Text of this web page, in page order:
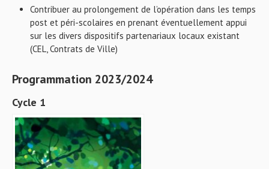
Contribuer au prolongement de l’opération dans les temps
post et péri-scolaires en prenant éventuellement appui
sur les divers dispositifs partenariaux locaux existant
(CEL, Contrats de Ville)
Programmation 2023/2024
Cycle 1